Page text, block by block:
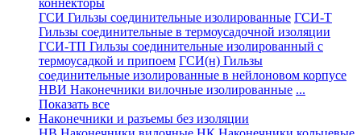
коннекторы
ГСИ Гильзы соединительные изолированные ГСИ-Т
Гильзы соединительные в термоусадочной изоляции
ГСИ-ТП Гильзы соединительные изолированный с
термоусадкой и припоем ГСИ(н) Гильзы
соединительные изолированные в нейлоновом корпусе
НВИ Наконечники вилочные изолированные ...
Показать все
Наконечники и разъемы без изоляции